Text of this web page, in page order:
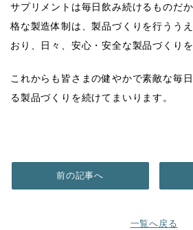
サプリメントは毎日飲み続けるものだ
格な製造体制は、製品づくりを行うう
おり、日々、安心・安全な製品づくり
これからも皆さまの健やかで素敵な毎
る製品づくりを続けてまいります。
前の記事へ
一覧へ戻る